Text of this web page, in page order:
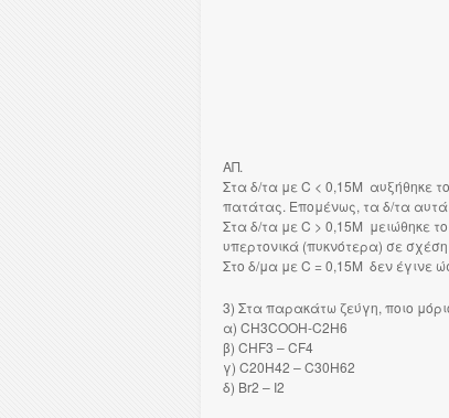
ΑΠ.
Στα δ/τα με C < 0,15M αυξήθηκε
πατάτας. Επομένως, τα δ/τα αυτά
Στα δ/τα με C > 0,15M μειώθηκε
υπερτονικά (πυκνότερα) σε
Στο δ/μα με C = 0,15M δεν έγινε
3) Στα παρακάτω ζεύγη, ποιο
α) CH3COOH-C2H6
β) CHF3 – CF4
γ) C20H42 – C30H62
δ) Βr2 – I2